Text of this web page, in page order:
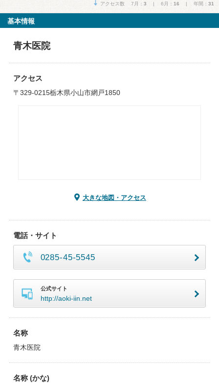
アクセス数 7月： 3 | 6月： 16 | 年間： 31
基本情報
青木医院
アクセス
〒329-0215栃木県小山市網戸1850
大きな地図・アクセス
電話・サイト
0285-45-5545
公式サイト
http://aoki-iin.net
名称
青木医院
名称 (かな)